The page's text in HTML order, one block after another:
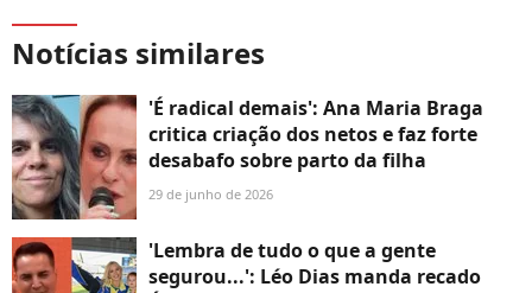
Notícias similares
'É radical demais': Ana Maria Braga
critica criação dos netos e faz forte
desabafo sobre parto da filha
29 de junho de 2026
'Lembra de tudo o que a gente
segurou...': Léo Dias manda recado